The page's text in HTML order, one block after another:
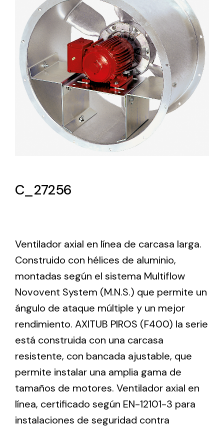
Lighting and Electrical
Equipment
Complete solutions in lighting and electrical
material for each project and need
Ventilation
The incorporation of Novovent into the group
meant a greater offer of ventilation products for
different uses
Iluminación Solar
de necesidades.
C_27256
Ventilador axial en línea de carcasa larga.
Construido con hélices de aluminio,
montadas según el sistema Multiflow
Novovent System (M.N.S.) que permite un
ángulo de ataque múltiple y un mejor
rendimiento. AXITUB PIROS (F400) la serie
está construida con una carcasa
resistente, con bancada ajustable, que
permite instalar una amplia gama de
tamaños de motores. Ventilador axial en
línea, certificado según EN-12101-3 para
instalaciones de seguridad contra